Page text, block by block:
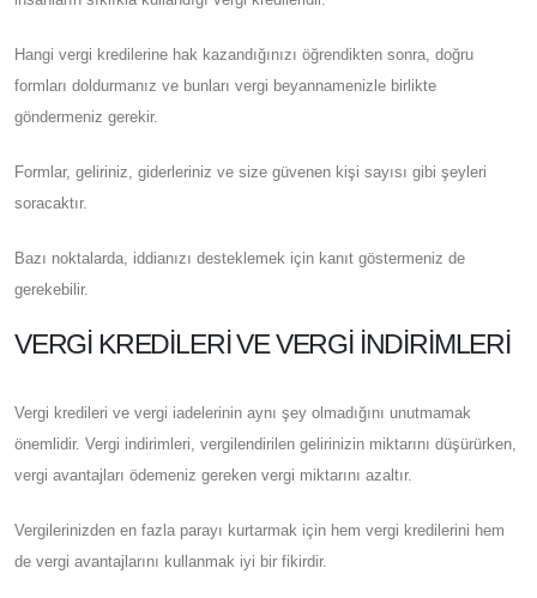
Hangi vergi kredilerine hak kazandığınızı öğrendikten sonra, doğru
formları doldurmanız ve bunları vergi beyannamenizle birlikte
göndermeniz gerekir.
Formlar, geliriniz, giderleriniz ve size güvenen kişi sayısı gibi şeyleri
soracaktır.
Bazı noktalarda, iddianızı desteklemek için kanıt göstermeniz de
gerekebilir.
VERGI KREDILERI VE VERGI İNDIRIMLERI
Vergi kredileri ve vergi iadelerinin aynı şey olmadığını unutmamak
önemlidir. Vergi indirimleri, vergilendirilen gelirinizin miktarını düşürürken,
vergi avantajları ödemeniz gereken vergi miktarını azaltır.
Vergilerinizden en fazla parayı kurtarmak için hem vergi kredilerini hem
de vergi avantajlarını kullanmak iyi bir fikirdir.